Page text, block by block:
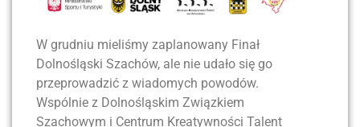
W grudniu mieliśmy zaplanowany Finał
Dolnośląski Szachów, ale nie udało się go
przeprowadzić z wiadomych powodów.
Wspólnie z Dolnośląskim Związkiem
Szachowym i Centrum Kreatywności Talent